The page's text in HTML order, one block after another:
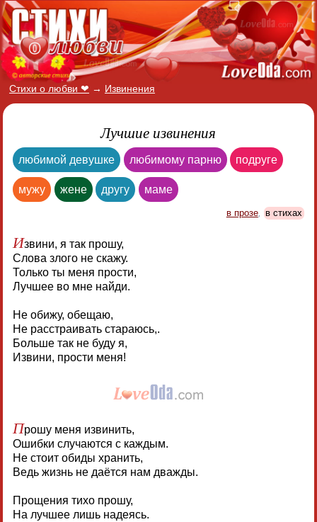
Стихи о любви ❤ → Извинения
Лучшие извинения
любимой девушке любимому парню подруге
мужу жене другу маме
в прозе, в стихах
Извини, я так прошу,
Слова злого не скажу.
Только ты меня прости,
Лучшее во мне найди.
Не обижу, обещаю,
Не расстраивать стараюсь,.
Больше так не буду я,
Извини, прости меня!
Прошу меня извинить,
Ошибки случаются с каждым.
Не стоит обиды хранить,
Ведь жизнь не даётся нам дважды.
Прощения тихо прошу,
На лучшее лишь надеясь.